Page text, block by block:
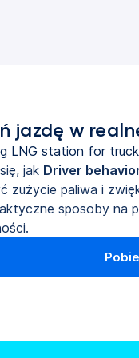
jazdę w
jak Driver
zużycie paliwa i
sposoby na